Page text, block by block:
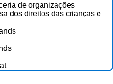
de organizações
dos direitos das crianças e